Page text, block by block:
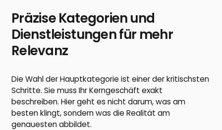
Präzise Kategorien und
Dienstleistungen für mehr
Relevanz
Die Wahl der Hauptkategorie ist einer der kritischsten
Schritte. Sie muss Ihr Kerngeschäft exakt
beschreiben. Hier geht es nicht darum, was am
besten klingt, sondern was die Realität am
genauesten abbildet.